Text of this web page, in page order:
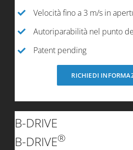
Velocità fino a 3 m/s in
Autoriparabilità nel punto
Patent pending
RICHIEDI
B-DRIVE
B-DRIVE®